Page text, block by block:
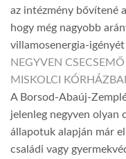
az intézmény bővítené
hogy még nagyobb
villamosenergia-
NEGYVEN
MISKOLCI
A Borsod-Abaúj-
jelenleg negyven olyan
állapotuk alapján már
családi vagy